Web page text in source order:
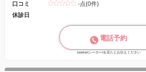
口コミ
-点(0件)
休診日
電話予約
seeker(シーカー)を見たとお伝えください